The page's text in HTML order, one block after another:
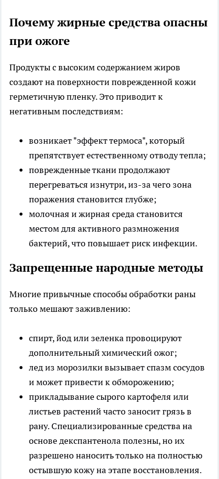
Почему жирные средства опасны
при ожоге
Продукты с высоким содержанием жиров
создают на поверхности поврежденной кожи
герметичную пленку. Это приводит к
негативным последствиям:
возникает "эффект термоса", который
препятствует естественному отводу тепла;
поврежденные ткани продолжают
перегреваться изнутри, из-за чего зона
поражения становится глубже;
молочная и жирная среда становится
местом для активного размножения
бактерий, что повышает риск инфекции.
Запрещенные народные методы
Многие привычные способы обработки раны
только мешают заживлению:
спирт, йод или зеленка провоцируют
дополнительный химический ожог;
лед из морозилки вызывает спазм сосудов
и может привести к обморожению;
прикладывание сырого картофеля или
листьев растений часто заносит грязь в
рану. Специализированные средства на
основе декспантенола полезны, но их
разрешено наносить только на полностью
остывшую кожу на этапе восстановления.